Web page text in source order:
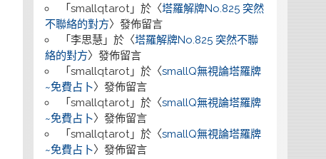
「 smallqtarot」於〈塔羅解牌No.825 突然
不聯絡的對方〉發佈留言
「 李思慧」於〈塔羅解牌No.825 突然不聯
絡的對方〉發佈留言
「 smallqtarot」於〈smallQ無視論塔羅牌
~免費占卜〉發佈留言
「 smallqtarot」於〈smallQ無視論塔羅牌
~免費占卜〉發佈留言
「 smallqtarot」於〈smallQ無視論塔羅牌
~免費占卜〉發佈留言